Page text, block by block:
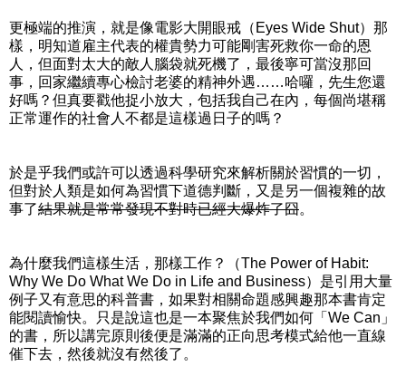
更極端的推演，就是像電影大開眼戒（Eyes Wide Shut）那
樣，明知道雇主代表的權貴勢力可能剛害死救你一命的恩
人，但面對太大的敵人腦袋就死機了，最後寧可當沒那回
事，回家繼續專心檢討老婆的精神外遇……哈囉，先生您還
好嗎？但真要戳他捉小放大，包括我自己在內，每個尚堪稱
正常運作的社會人不都是這樣過日子的嗎？
於是乎我們或許可以透過科學研究來解析關於習慣的一切，
但對於人類是如何為習慣下道德判斷，又是另一個複雜的故
事了結果就是常常發現不對時已經大爆炸了囧。
為什麼我們這樣生活，那樣工作？（The Power of Habit:
Why We Do What We Do in Life and Business）是引用大量
例子又有意思的科普書，如果對相關命題感興趣那本書肯定
能閱讀愉快。只是說這也是一本聚焦於我們如何「We Can」
的書，所以講完原則後便是滿滿的正向思考模式給他一直線
催下去，然後就沒有然後了。